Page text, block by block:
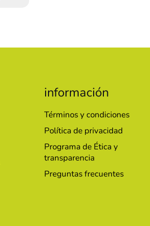
información
Términos y condiciones
Política de privacidad
Programa de Ética y
transparencia
Preguntas frecuentes